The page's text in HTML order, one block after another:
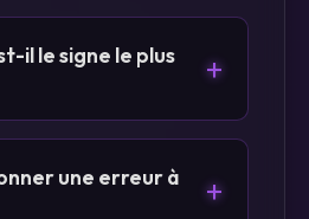
il le signe le plus
+
une erreur à
+